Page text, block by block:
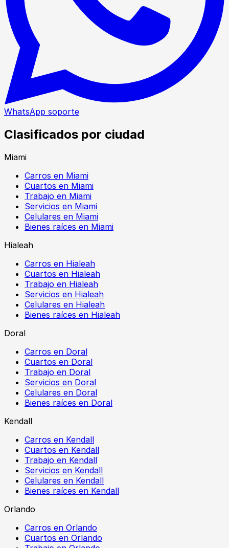
WhatsApp soporte
Clasificados por ciudad
Miami
Carros en Miami
Cuartos en Miami
Trabajo en Miami
Servicios en Miami
Celulares en Miami
Bienes raíces en Miami
Hialeah
Carros en Hialeah
Cuartos en Hialeah
Trabajo en Hialeah
Servicios en Hialeah
Celulares en Hialeah
Bienes raíces en Hialeah
Doral
Carros en Doral
Cuartos en Doral
Trabajo en Doral
Servicios en Doral
Celulares en Doral
Bienes raíces en Doral
Kendall
Carros en Kendall
Cuartos en Kendall
Trabajo en Kendall
Servicios en Kendall
Celulares en Kendall
Bienes raíces en Kendall
Orlando
Carros en Orlando
Cuartos en Orlando